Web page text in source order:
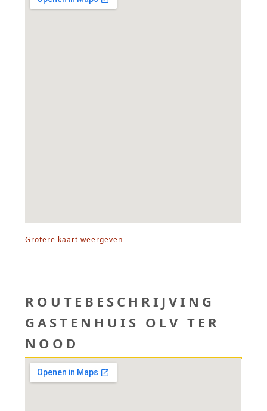
Grotere kaart weergeven
ROUTEBESCHRIJVING
GASTENHUIS OLV TER
NOOD